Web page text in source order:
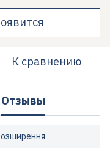
К сравнению
Отзывы